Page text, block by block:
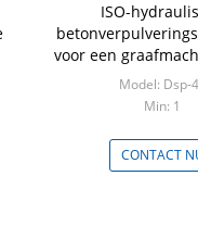
ISO-
voor een
5 ton
Model: Dsp-
Min: 1
CONTACT